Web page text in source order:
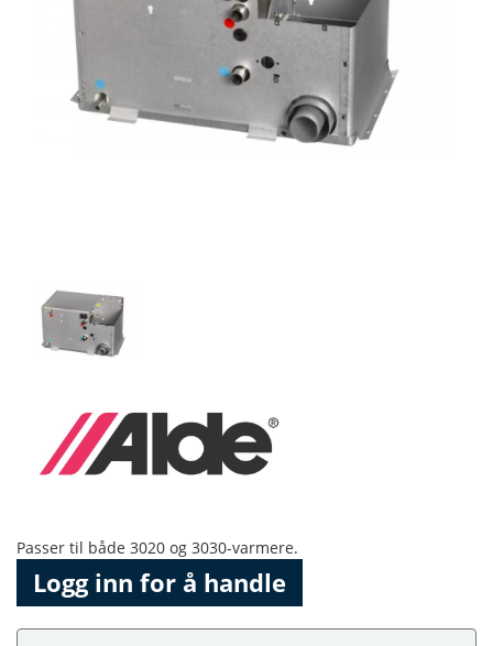
Passer til både 3020 og 3030-varmere.
Logg inn for å handle